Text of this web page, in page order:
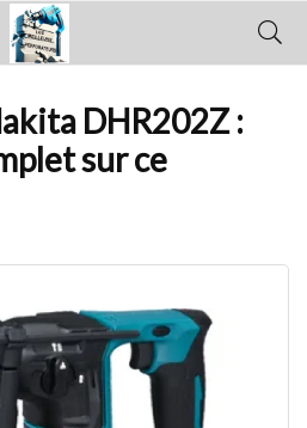
DHR202Z :
sur ce